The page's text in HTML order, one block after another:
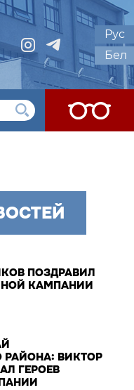
Рус
Бел
ПОЗДРАВИЛ
КАМПАНИИ
ВИКТОР
ГЕРОЕВ